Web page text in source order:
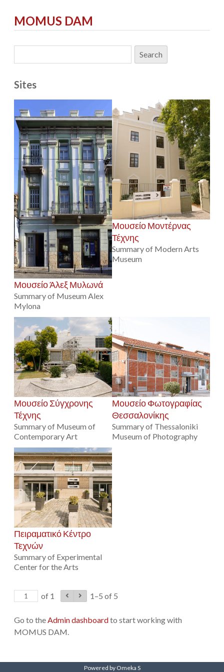
MOMUS DAM
Sites
Μουσείο Άλεξ Μυλωνά
Summary of Museum Alex
Mylona
Μουσείο Μοντέρνας
Τέχνης
Summary of Modern Arts
Museum
Μουσείο Σύγχρονης
Τέχνης
Summary of Museum of
Contemporary Art
Μουσείο Φωτογραφίας
Θεσσαλονίκης
Summary of Thessaloniki
Museum of Photography
Πειραματικό Κέντρο
Τεχνών
Summary of Experimental
Center for the Arts
of 1 1–5 of 5
Go to theAdmin dashboardto start working with
MOMUS DAM.
Powered by Omeka S